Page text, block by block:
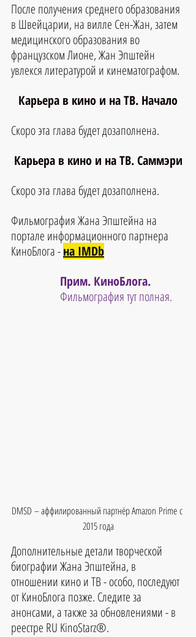
После получения среднего образования
в Швейцарии, на вилле Сен-Жан, затем
медицинского образования во
французском Лионе, Жан Эпштейн
увлекся литературой и кинематографом.
Карьера в кино и на ТВ. Начало
Скоро эта глава будет дозаполнена.
Карьера в кино и на ТВ. Саммэри
Скоро эта глава будет дозаполнена.
Фильмография Жана Эпштейна на
портале информационного партнера
КиноБлога - на IMDb
Прим. КиноБлога.
Фильмография тут полная.
DMSD – аффилированный партнёр Amazon Prime с
2015 года
Дополнительные детали творческой
биографии Жана Эпштейна, в
отношении кино и ТВ - особо, последуют
от КиноБлога позже. Следите за
анонсами, а также за обновлениями - в
реестре RU KinoStarz®.